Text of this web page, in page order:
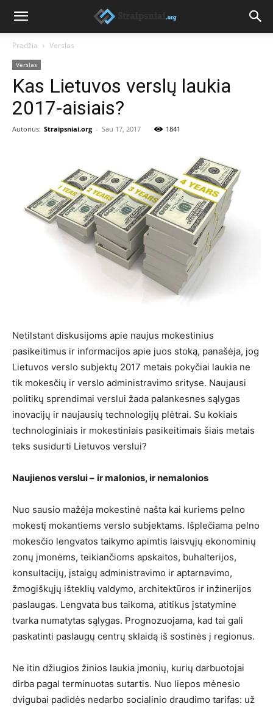
Pradžia Verslas
Verslas
Kas Lietuvos verslų laukia
2017-aisiais?
Autorius: Straipsniai.org - Sau 17, 2017 1841
Netilstant diskusijoms apie naujus mokestinius
pasikeitimus ir informacijos apie juos stoką, panašėja, jog
Lietuvos verslo subjektų 2017 metais pokyčiai laukia ne
tik mokesčių ir verslo administravimo srityse. Naujausi
politikų sprendimai verslui žada palankesnes sąlygas
inovacijų ir naujausių technologijų plėtrai. Su kokiais
technologiniais ir mokestiniais pasikeitimais šiais metais
teks susidurti Lietuvos verslui?
Naujienos verslui– ir malonios, ir nemalonios
Nuo sausio mažėja mokestinė našta kai kuriems pelno
mokestį mokantiems verslo subjektams. Išplečiama pelno
mokesčio lengvatos taikymo apimtis laisvųjų ekonominių
zonų įmonėms, teikiančioms apskaitos, buhalterijos,
konsultacijų, įstaigų administravimo ir aptarnavimo,
žmogiškųjų išteklių valdymo, architektūros ir inžinerijos
paslaugas. Lengvata bus taikoma, atitikus įstatymine
tvarka numatytas sąlygas. Prognozuojama, kad tai gali
paskatinti paslaugų centrų sklaidą iš sostinės į regionus.
Ne itin džiugios žinios laukia įmonių, kurių darbuotojai
dirba pagal terminuotas sutartis. Nuo liepos mėnesio
dvigubai padidės nedarbo socialinio draudimo tarifas: už